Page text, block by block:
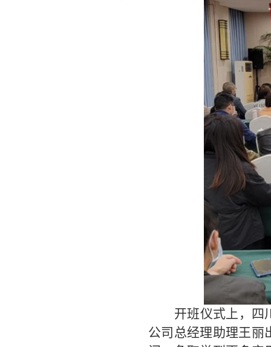
开班仪式上，四
公司总经理助理王丽